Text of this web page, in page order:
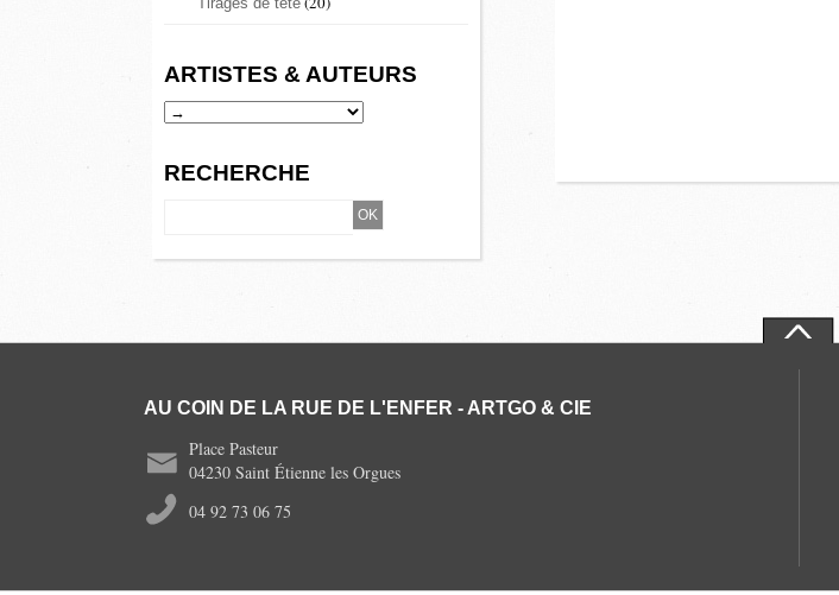
ARTISTES & AUTEURS
RECHERCHE
AU COIN DE LA RUE DE L'ENFER - ARTGO & CIE
Place Pasteur
04230 Saint Étienne les Orgues
04 92 73 06 75